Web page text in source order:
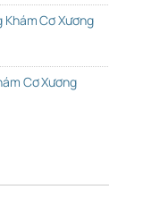
Cơ Xương
Cơ Xương